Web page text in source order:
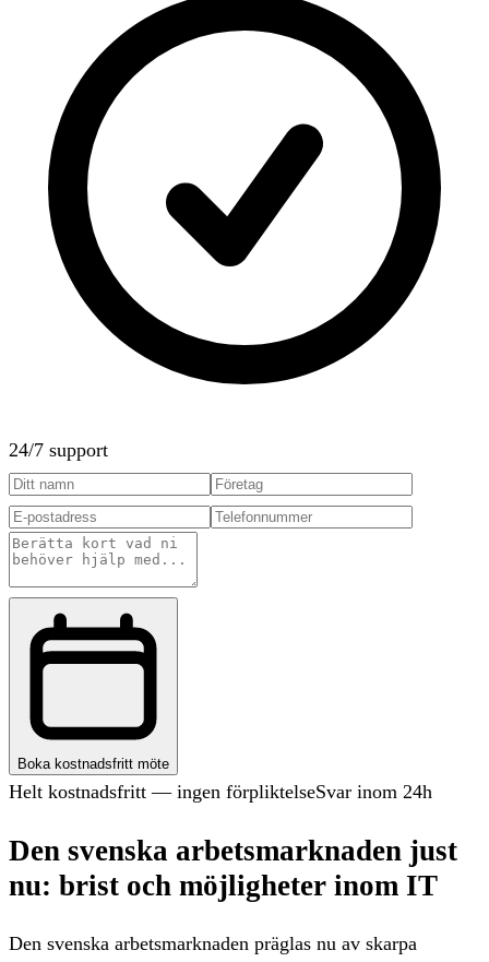
24/7 support
Boka kostnadsfritt möte
Helt kostnadsfritt — ingen förpliktelseSvar inom 24h
Den svenska arbetsmarknaden just
nu: brist och möjligheter inom IT
Den svenska arbetsmarknaden präglas nu av skarpa